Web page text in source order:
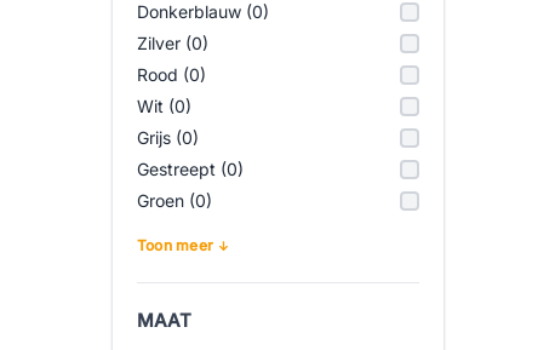
Donkerblauw (0)
Zilver (0)
Rood (0)
Wit (0)
Grijs (0)
Gestreept (0)
Groen (0)
Toon meer
MAAT